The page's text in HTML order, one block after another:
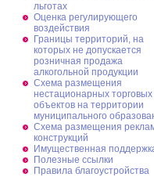
льготах
Оценка регулирующего
воздействия
Границы территорий, на
которых не допускается
розничная продажа
алкогольной продукции
Схема размещения
нестационарных торговых
объектов на территории
муниципального
Схема размещения
конструкций
Имущественная
Полезные ссылки
Правила благоустройства